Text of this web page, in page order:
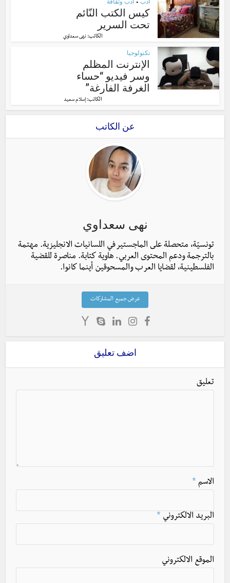
•
كيس الكتب النّائم
تحت السرير
الكاتب: نهى سعداوي
تكنولوجيا
الإنترنت المظلم
وسر فيديو “حساء
الغرفة الفارغة”
الكاتب: إسلام سعيد
عن الكاتب
نهى سعداوي
تونسيّة، متحصلة على الماجستير في اللسانيات الانجليزية. مهتمة
بالترجمة ودعم المحتوى العربي. هاوية كتابة. مناصرة للقضية
الفلسطينية، لقضايا العرب والمسحوقين أينما كانوا.
عرض جميع المشاركات
اضف تعليق
تعليق
الاسم *
البريد الالكتروني *
الموقع الالكتروني